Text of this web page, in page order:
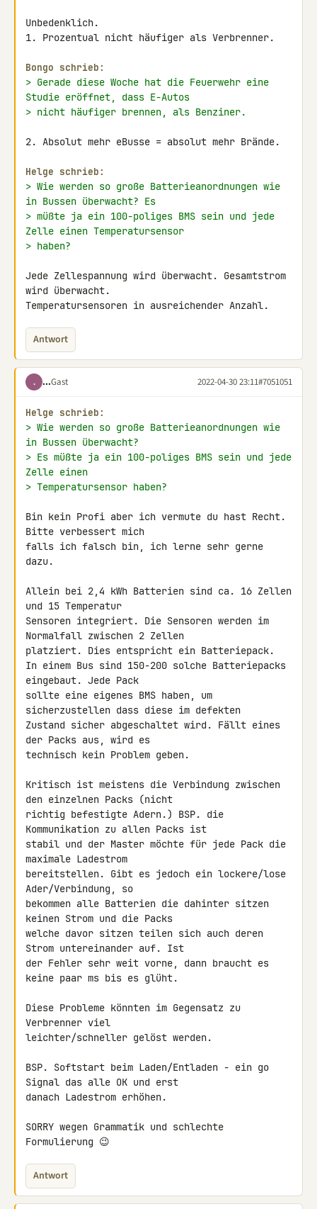
Unbedenklich.
1. Prozentual nicht häufiger als Verbrenner.
Bongo schrieb:
> Gerade diese Woche hat die Feuerwehr eine
Studie eröffnet, dass E-Autos
> nicht häufiger brennen, als Benziner.
2. Absolut mehr eBusse = absolut mehr Brände.
Helge schrieb:
> Wie werden so große Batterieanordnungen wie
in Bussen überwacht? Es
> müßte ja ein 100-poliges BMS sein und jede
Zelle einen Temperatursensor
> haben?
Jede Zellespannung wird überwacht. Gesamtstrom
wird überwacht.
Temperatursensoren in ausreichender Anzahl.
Antwort
. ...Gast 2022-04-30 23:11#7051051
Helge schrieb:
> Wie werden so große Batterieanordnungen wie
in Bussen überwacht?
> Es müßte ja ein 100-poliges BMS sein und jede
Zelle einen
> Temperatursensor haben?
Bin kein Profi aber ich vermute du hast Recht.
Bitte verbessert mich
falls ich falsch bin, ich lerne sehr gerne
dazu.
Allein bei 2,4 kWh Batterien sind ca. 16 Zellen
und 15 Temperatur
Sensoren integriert. Die Sensoren werden im
Normalfall zwischen 2 Zellen
platziert. Dies entspricht ein Batteriepack.
In einem Bus sind 150-200 solche Batteriepacks
eingebaut. Jede Pack
sollte eine eigenes BMS haben, um
sicherzustellen dass diese im defekten
Zustand sicher abgeschaltet wird. Fällt eines
der Packs aus, wird es
technisch kein Problem geben.
Kritisch ist meistens die Verbindung zwischen
den einzelnen Packs (nicht
richtig befestigte Adern.) BSP. die
Kommunikation zu allen Packs ist
stabil und der Master möchte für jede Pack die
maximale Ladestrom
bereitstellen. Gibt es jedoch ein lockere/lose
Ader/Verbindung, so
bekommen alle Batterien die dahinter sitzen
keinen Strom und die Packs
welche davor sitzen teilen sich auch deren
Strom untereinander auf. Ist
der Fehler sehr weit vorne, dann braucht es
keine paar ms bis es glüht.
Diese Probleme könnten im Gegensatz zu
Verbrenner viel
leichter/schneller gelöst werden.
BSP. Softstart beim Laden/Entladen - ein go
Signal das alle OK und erst
danach Ladestrom erhöhen.
SORRY wegen Grammatik und schlechte
Formulierung 😉
Antwort